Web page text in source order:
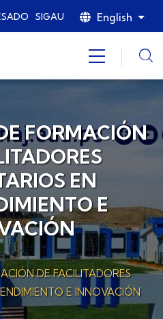
SIGAU English List
FORMACIÓN
EN
E
DE FACILITADORES
E INNOVACIÓN